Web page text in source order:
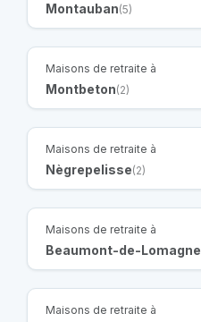
Montauban(5)
Maisons de retraite à
Montbeton(2)
Maisons de retraite à
Nègrepelisse(2)
Maisons de retraite à
Beaumont-de-Lomagne
Maisons de retraite à